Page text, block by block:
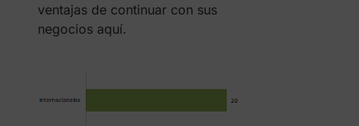
ventajas de continuar con sus
negocios aquí.